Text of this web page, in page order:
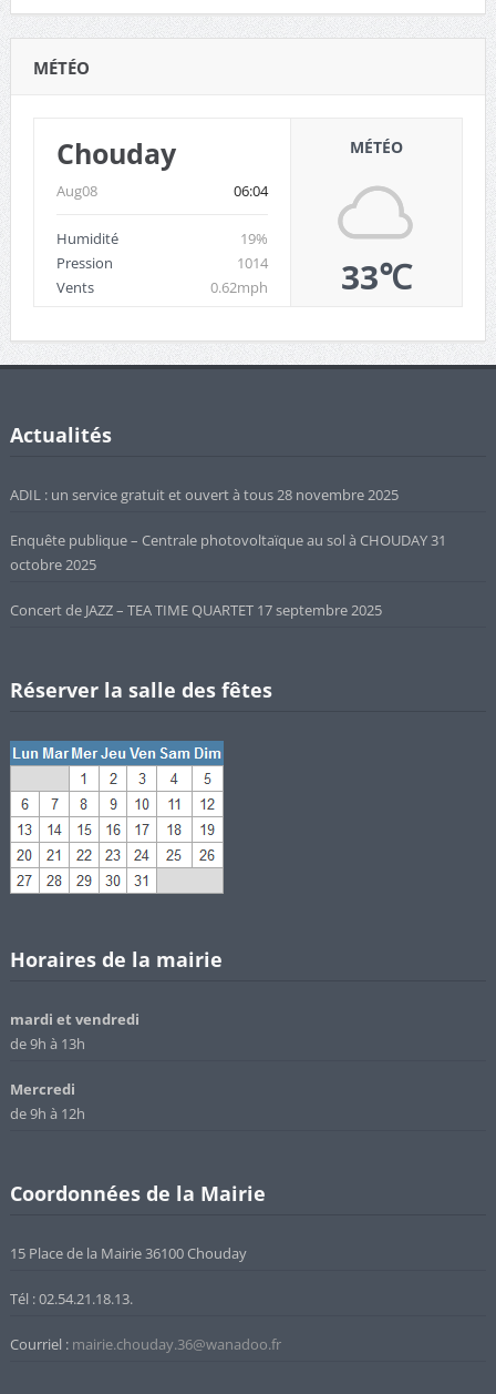
MÉTÉO
Chouday
Aug08 06:04
Humidité
19%
Pression
1014
Vents
0.62mph
MÉTÉO
33℃
Actualités
ADIL : un service gratuit et ouvert à tous28 novembre 2025
Enquête publique – Centrale photovoltaïque au sol à CHOUDAY31
octobre 2025
Concert de JAZZ – TEA TIME QUARTET 17 septembre 2025
Réserver la salle des fêtes
Horaires de la mairie
mardi et vendredi
de 9h à 13h
Mercredi
de 9h à 12h
Coordonnées de la Mairie
15 Place de la Mairie 36100 Chouday
Tél : 02.54.21.18.13.
Courriel : mairie.chouday.36@wanadoo.fr